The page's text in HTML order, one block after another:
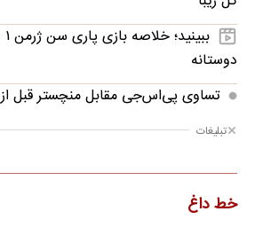
دوستانه
تساوی پی‌اس‌جی مقابل منچستر قبل
تبلیغات
خط داغ